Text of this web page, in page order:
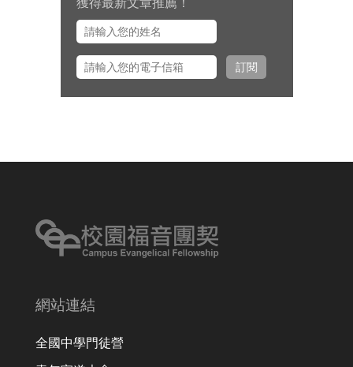
事左心泰牧師將與團契部主任陳怡
安傳道、大學事工組主任田正平傳
之友並舉辦校園之友會，願主看顧
訂閱
網站連結
全國中學門徒營